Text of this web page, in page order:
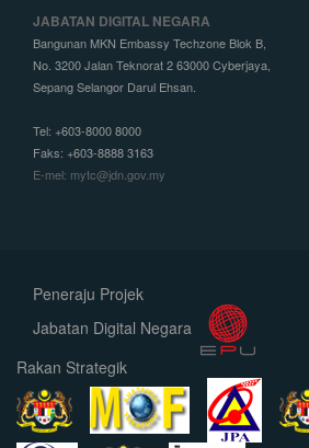
JABATAN DIGITAL NEGARA
Bangunan MKN Embassy Techzone Blok B,
No. 3200 Jalan Teknorat 2 63000 Cyberjaya,
Sepang Selangor Darul Ehsan.
Tel: +603-8000 8000
Faks: +603-8888 3163
E-mel: mytc@jdn.gov.my
Peneraju Projek
Jabatan Digital Negara
Rakan Strategik